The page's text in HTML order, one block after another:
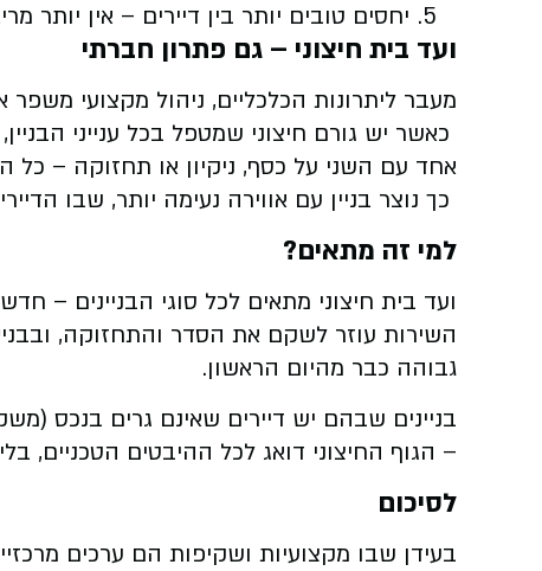
יחסים טובים יותר בין דיירים – אין יותר
ועד בית חיצוני – גם פתרון חברתי
מעבר ליתרונות הכלכליים, ניהול מקצועי משפר
כאשר יש גורם חיצוני שמטפל בכל ענייני
אחד עם השני על כסף, ניקיון או תחזוקה – כל
כך נוצר בניין עם אווירה נעימה יותר, שבו
למי זה מתאים?
ועד בית חיצוני מתאים לכל סוגי הבניינים –
השירות עוזר לשקם את הסדר והתחזוקה,
גבוהה כבר מהיום הראשון.
בניינים שבהם יש דיירים שאינם גרים בנכס
– הגוף החיצוני דואג לכל ההיבטים הטכניים,
לסיכום
בעידן שבו מקצועיות ושקיפות הם ערכים